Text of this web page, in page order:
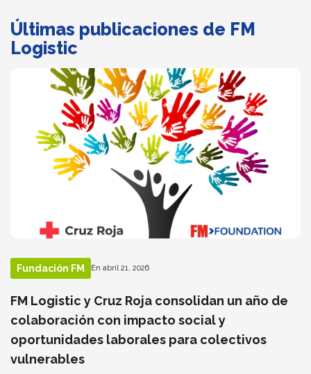
Últimas publicaciones de FM
Logistic
Fundación FM En abril 21, 2026
FM Logistic y Cruz Roja consolidan un año de
colaboración con impacto social y
oportunidades laborales para colectivos
vulnerables